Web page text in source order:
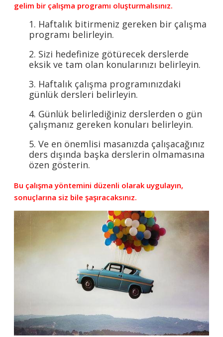
gelim bir çalışma programı oluşturmalısınız.
1. Haftalık bitirmeniz gereken bir çalışma
programı belirleyin.
2. Sizi hedefinize götürecek derslerde
eksik ve tam olan konularınızı belirleyin.
3. Haftalık çalışma programınızdaki
günlük dersleri belirleyin.
4. Günlük belirlediğiniz derslerden o gün
çalışmanız gereken konuları belirleyin.
5. Ve en önemlisi masanızda çalışacağınız
ders dışında başka derslerin olmamasına
özen gösterin.
Bu çalışma yöntemini düzenli olarak uygulayın,
sonuçlarına siz bile şaşıracaksınız.